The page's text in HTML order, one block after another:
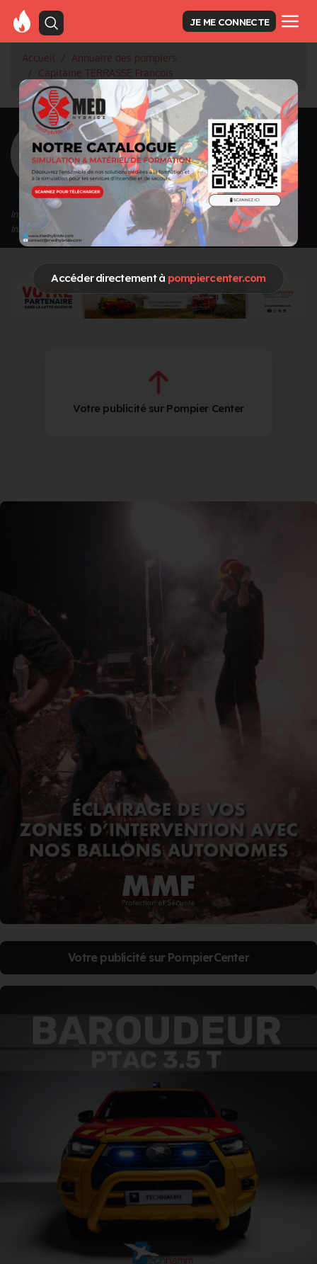
Accéder directement à pompiercenter.com
JE ME CONNECTE
Accueil
Annuaire des pompiers
Capitaine TERRASSE Francois
<Retour à la liste des pompiers
TERRASSE
Francois
Grade : Capitaine
Inscrit depuis le 14/09/2020 à 14:41
Informations mises à jour le 30/09/2020 à 17:05
Votre publicité sur Pompier Center
Votre publicité sur PompierCenter